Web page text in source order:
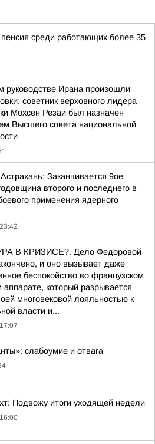
среди работающих более 35
руководстве Ирана произошли
советник верховного лидера
Мохсен Резаи был назначен
Высшего совета национальной
Заканчивается 9ое
второго и последнего в
применения ядерного
В КРИЗИСЕ?. Дело Федоровой
и оно вызывает даже
беспокойство во французском
аппарате, который разрывается
многовековой лояльностью к
власти и...
слабоумие и отвага
Подвожу итоги уходящей недели